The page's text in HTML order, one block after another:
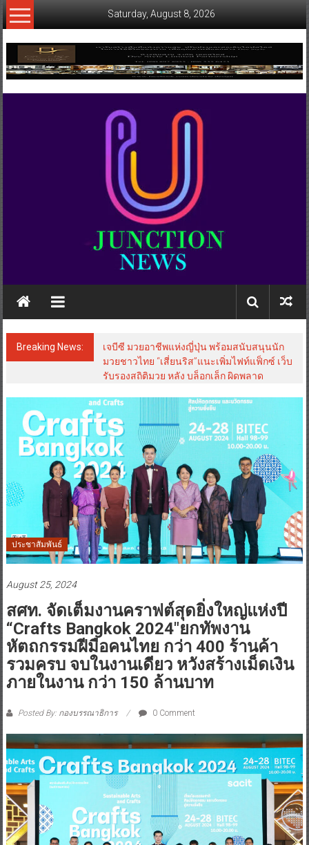
Skip
to
Saturday, August 8, 2026
www.ujunctionnews.com
เว็บ
ข่าว
Breaking News:
เจบีซี มวยอาชีพแห่งญี่ปุ่น พร้อมสนับสนุนนัก
มวยชาวไทย “เสี่ยนริส”แนะเพิ่มไฟท์แฟ็กซ์ เว็บ
รับรองสถิติมวย หลัง บล็อกเล็ก ผิดพลาด
ประชาสัมพันธ์
August 25, 2024
สศท. จัดเต็มงานคราฟต์สุดยิ่งใหญ่แห่งปี
“Crafts Bangkok 2024″ยกทัพงาน
หัตถกรรมฝีมือคนไทย กว่า 400 ร้านค้า
รวมครบ จบในงานเดียว หวังสร้างเม็ดเงิน
ภายในงาน กว่า 150 ล้านบาท
Posted By: กองบรรณาธิการ 0 Comment